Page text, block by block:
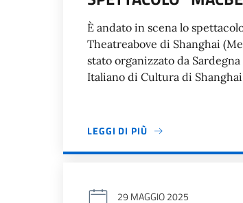
È andato in scena lo
Theatreabove di Shanghai
stato organizzato da
Italiano di Cultura di
LEGGI DI PIÙ
29 MAGGIO 2025